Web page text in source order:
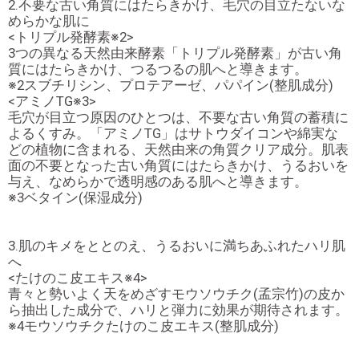
2.不要な古い角質にはたらきかけ、毛穴の目立たないな
めらかな肌に
<トリプル発酵素※2>
3つの異なる天然由来酵素「トリプル発酵素」が古い角
質にはたらきかけ、つるつるの肌へと導きます。
※2スブチリシン、プロテアーゼ、パパイン(整肌成分)
<アミノTG※3>
毛穴が目立つ原因のひとつは、不要な古い角質の蓄積に
よるくすみ。「アミノTG」はサトウダイコンや綿実な
どの植物に含まれる、天然由来の角質クリア成分。肌表
面の不要となった古い角質にはたらきかけ、うるおいを
与え、なめらかで透明感のある肌へと導きます。
※3ベタイン(保湿成分)
3.肌のキメをととのえ、うるおいに満ちあふれたハリ肌
へ
<たけのこ皮エキス※4>
青々と勢いよく天をめざすモウソウチク(孟宗竹)の皮か
ら抽出した成分で、ハリと弾力に効果が期待されます。
※4モウソウチクたけのこ皮エキス(整肌成分)